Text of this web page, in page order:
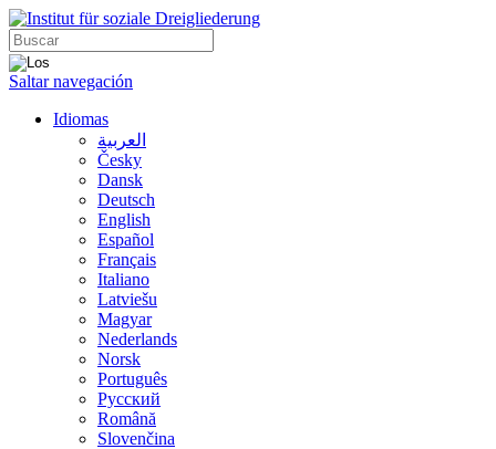
Saltar navegación
Idiomas
العربية
Česky
Dansk
Deutsch
English
Español
Français
Italiano
Latviešu
Magyar
Nederlands
Norsk
Português
Русский
Română
Slovenčina